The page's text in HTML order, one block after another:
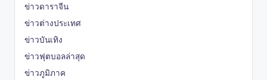
ข่าวดาราจีน
ข่าวต่างประเทศ
ข่าวบันเทิง
ข่าวฟุตบอลล่าสุด
ข่าวภูมิภาค